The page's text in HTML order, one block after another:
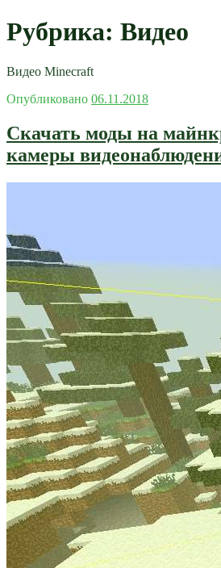
Рубрика: Видео
Видео Minecraft
Опубликовано 06.11.2018
Скачать моды на
камеры